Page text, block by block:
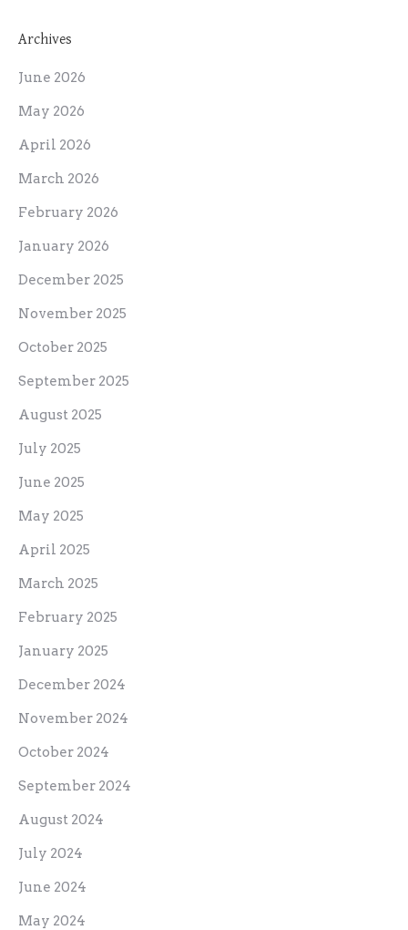
Archives
June 2026
May 2026
April 2026
March 2026
February 2026
January 2026
December 2025
November 2025
October 2025
September 2025
August 2025
July 2025
June 2025
May 2025
April 2025
March 2025
February 2025
January 2025
December 2024
November 2024
October 2024
September 2024
August 2024
July 2024
June 2024
May 2024